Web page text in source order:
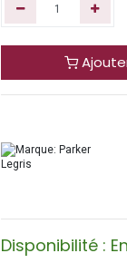
Disponibilité :